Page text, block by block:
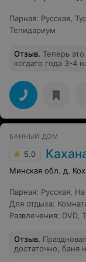
Парная: Русская
Тепидариум
Отзыв. Теперь
когдато года 3-4
ремонтировали,
все-равно бани
пропитки
дешевое. Двери в
закрывались, но
всех и так каждый
одни россияне
для белоруссов!
поддержание и
сегодня, 40
теплая была все
какието там
не было. Но
БАННЫЙ ДОМ
5.0
Минская обл. д.
Парная: Русская На
Для отдыха:
Развлечения: DVD,
Отзыв.
достаточно, баня